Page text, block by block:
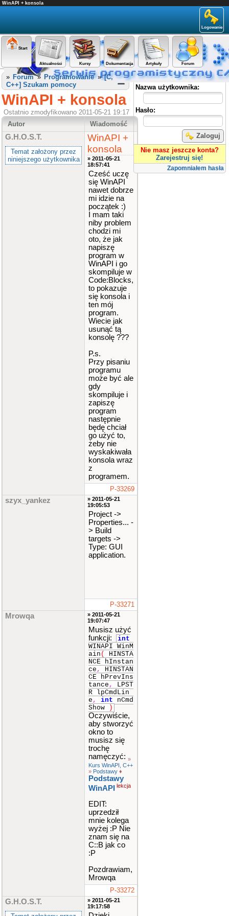
WinAPI + konsola
Logowanie
Start
Aktualności Kursy Dokumentacja Artykuły Forum
Panel użytkownika
Nazwa użytkownika:
Hasło:
Zaloguj
Nie masz jeszcze konta?
Zarejestruj się!
Zapomniałem hasła
» Forum» Programowanie»[C,
C++] Szukam pomocy
WinAPI + konsola
Ostatnio zmodyfikowano 2011-05-21 19:17
Autor
Wiadomość
G.H.O.S.T.
Temat założony przez
niniejszego użytkownika
WinAPI +
konsola
» 2011-05-21
18:57:41
Cześć uczę
się WinAPI
nawet dobrze
mi idzie na
początek :)
I mam taki
niby problem
chodzi mi
oto, że jak
napiszę
program w
WinAPI i go
skompiluje w
Code:Blocks,
to pokazuje
się konsola i
ten mój
program.
Wiecie jak
usunąć tą
konsolę ???
P.s.
Przy pisaniu
programu
może być ale
gdy
skompiluje i
zapiszę
program
następnie
będę chciał
go użyć to,
żeby nie
wyskakiwała
konsola wraz
z
programem.
P-33269
szyx_yankez
» 2011-05-21
19:05:53
Project ->
Properties... -
> Build
targets ->
Type: GUI
application.
P-33271
Mrowqa
» 2011-05-21
19:07:47
Musisz użyć
funkcji:
int
WINAPI WinM
ain (
HINSTA
NCE hInstan
ce ,
HINSTAN
CE hPrevIns
tance ,
LPST
R lpCmdLin
e , int nCmd
Show
)
Oczywiście,
aby stworzyć
okno to
musisz się
trochę
namęczyć: »
Kurs WinAPI, C++
» Podstawy ♦
Podstawy
WinAPI lekcja
EDIT:
uprzedził
mnie kolega
wyżej :P Nie
znam się na
C::B jak co
:P
Pozdrawiam,
Mrowqa
P-33272
G.H.O.S.T.
» 2011-05-21
19:17:58